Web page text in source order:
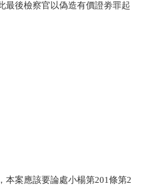
最後檢察官以偽造有價證劵罪起
本案應該要論處小楊第201條第2